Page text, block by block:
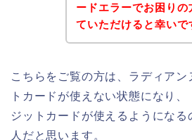
ードエラーでお困り
ていただけると幸いで
こちらをご覧の方は、ラディアン
トカードが使えない状態になり
ジットカードが使えるようになる
人だと思います。